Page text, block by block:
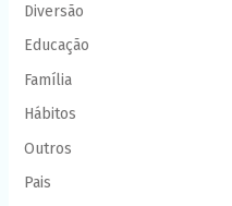
Diversão
Educação
Família
Hábitos
Outros
Pais